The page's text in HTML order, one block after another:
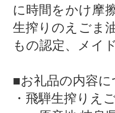
に時間をかけ摩
生搾りのえごま
もの認定、メイ
■お礼品の内容に
・飛騨生搾りえ